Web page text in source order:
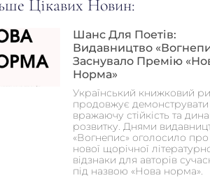
Цікавих Новин:
Шанс Для Поетів:
Видавництво
Заснувало Премію
Норма»
Український книжковий
продовжує демонструвати
вражаючу стійкість та
розвитку. Днями
«Вогнепис» оголосило про
нової щорічної
відзнаки для авторів
під назвою «Нова норма».